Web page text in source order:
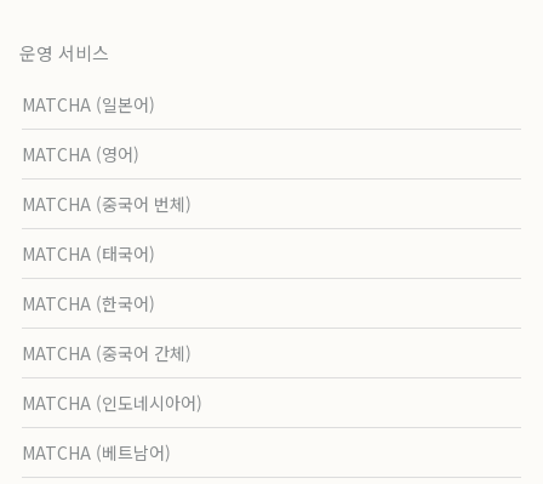
운영 서비스
MATCHA (일본어)
MATCHA (영어)
MATCHA (중국어 번체)
MATCHA (태국어)
MATCHA (한국어)
MATCHA (중국어 간체)
MATCHA (인도네시아어)
MATCHA (베트남어)